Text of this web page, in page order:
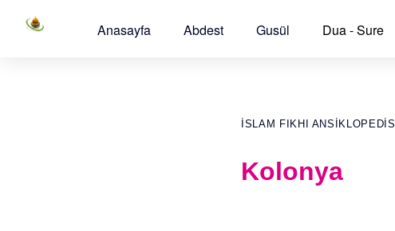
Anasayfa Abdest Gusül Dua - Sure
İSLAM FIKHI ANSIKLOPEDISI
Kolonya